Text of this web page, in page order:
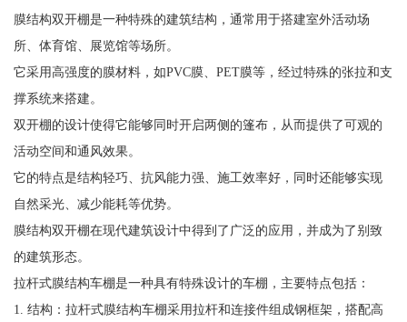
膜结构双开棚是一种特殊的建筑结构，通常用于搭建室外活动场
所、体育馆、展览馆等场所。
它采用高强度的膜材料，如PVC膜、PET膜等，经过特殊的张拉和支
撑系统来搭建。
双开棚的设计使得它能够同时开启两侧的篷布，从而提供了可观的
活动空间和通风效果。
它的特点是结构轻巧、抗风能力强、施工效率好，同时还能够实现
自然采光、减少能耗等优势。
膜结构双开棚在现代建筑设计中得到了广泛的应用，并成为了别致
的建筑形态。
拉杆式膜结构车棚是一种具有特殊设计的车棚，主要特点包括：
1. 结构：拉杆式膜结构车棚采用拉杆和连接件组成钢框架，搭配高